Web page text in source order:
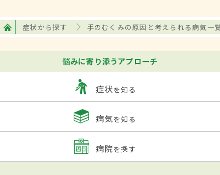
症状から探す 手のむくみの原因と考えられる病気一
悩みに寄り添うアプローチ
症状を知る
病気を知る
病院を探す